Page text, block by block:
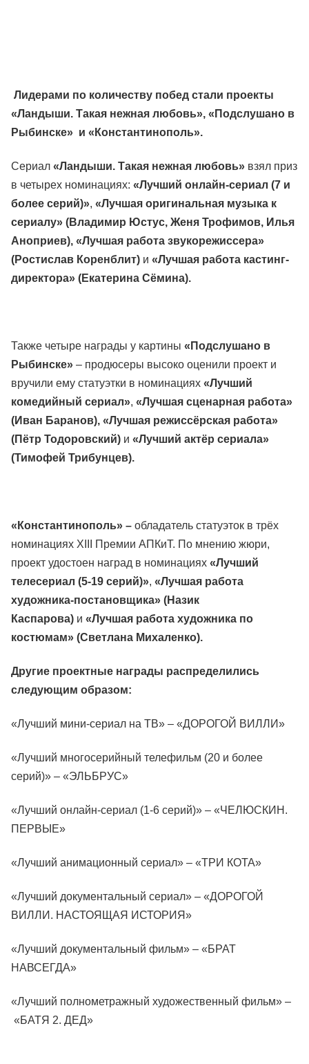
Лидерами по количеству побед стали проекты
«Ландыши. Такая нежная любовь», «Подслушано в
Рыбинске» и «Константинополь».
Сериал «Ландыши. Такая нежная любовь» взял приз
в четырех номинациях: «Лучший онлайн-сериал (7 и
более серий)», «Лучшая оригинальная музыка к
сериалу» (Владимир Юстус, Женя Трофимов, Илья
Аноприев), «Лучшая работа звукорежиссера»
(Ростислав Коренблит) и «Лучшая работа кастинг-
директора» (Екатерина Сёмина).
Также четыре награды у картины «Подслушано в
Рыбинске» – продюсеры высоко оценили проект и
вручили ему статуэтки в номинациях «Лучший
комедийный сериал», «Лучшая сценарная работа»
(Иван Баранов), «Лучшая режиссёрская работа»
(Пётр Тодоровский) и «Лучший актёр сериала»
(Тимофей Трибунцев).
«Константинополь» – обладатель статуэток в трёх
номинациях XIII Премии АПКиТ. По мнению жюри,
проект удостоен наград в номинациях «Лучший
телесериал (5-19 серий)», «Лучшая работа
художника-постановщика» (Назик
Каспарова) и «Лучшая работа художника по
костюмам» (Светлана Михаленко).
Другие проектные награды распределились
следующим образом:
«Лучший мини-сериал на ТВ» – «ДОРОГОЙ ВИЛЛИ»
«Лучший многосерийный телефильм (20 и более
серий)» – «ЭЛЬБРУС»
«Лучший онлайн-сериал (1-6 серий)» – «ЧЕЛЮСКИН.
ПЕРВЫЕ»
«Лучший анимационный сериал» – «ТРИ КОТА»
«Лучший документальный сериал» – «ДОРОГОЙ
ВИЛЛИ. НАСТОЯЩАЯ ИСТОРИЯ»
«Лучший документальный фильм» – «БРАТ
НАВСЕГДА»
«Лучший полнометражный художественный фильм» –
«БАТЯ 2. ДЕД»